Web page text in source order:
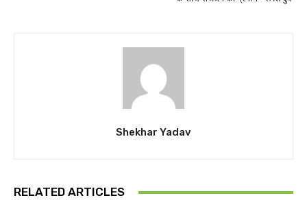
Shekhar Yadav
RELATED ARTICLES